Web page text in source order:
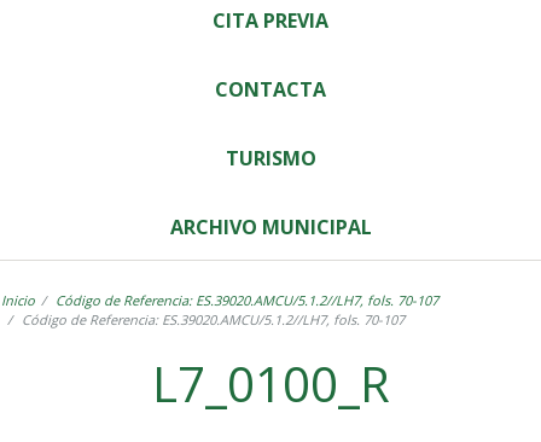
CITA PREVIA
CONTACTA
TURISMO
ARCHIVO MUNICIPAL
Inicio
Código de Referencia: ES.39020.AMCU/5.1.2//LH7, fols. 70-107
Código de Referencia: ES.39020.AMCU/5.1.2//LH7, fols. 70-107
L7_0100_R